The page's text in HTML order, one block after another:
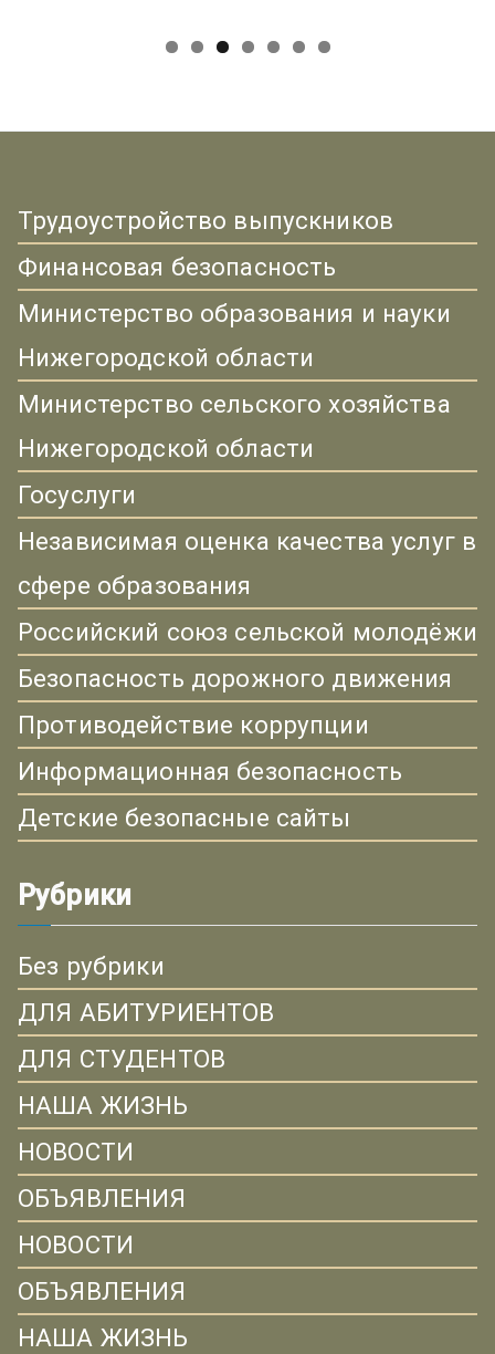
Трудоустройство выпускников
Финансовая безопасность
Министерство образования и науки
Нижегородской области
Министерство сельского хозяйства
Нижегородской области
Госуслуги
Независимая оценка качества услуг в
сфере образования
Российский союз сельской молодёжи
Безопасность дорожного движения
Противодействие коррупции
Информационная безопасность
Детские безопасные сайты
Рубрики
Без рубрики
ДЛЯ АБИТУРИЕНТОВ
ДЛЯ СТУДЕНТОВ
НАША ЖИЗНЬ
НОВОСТИ
ОБЪЯВЛЕНИЯ
НОВОСТИ
ОБЪЯВЛЕНИЯ
НАША ЖИЗНЬ